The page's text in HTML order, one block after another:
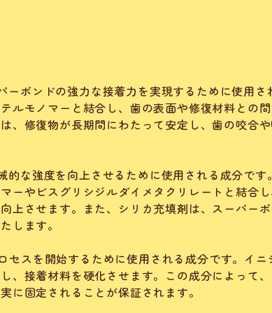
ボンドの強力な接着力を実現するために使用さ
ルモノマーと結合し、歯の表面や修復材料との
、修復物が長期間にわたって安定し、歯の咬合
な強度を向上させるために使用される成分です。
ーやビスグリシジルダイメタクリレートと結合し
上させます。また、シリカ充填剤は、スーパーボ
します。
スを開始するために使用される成分です。イニ
、接着材料を硬化させます。この成分によって、
に固定されることが保証されます。